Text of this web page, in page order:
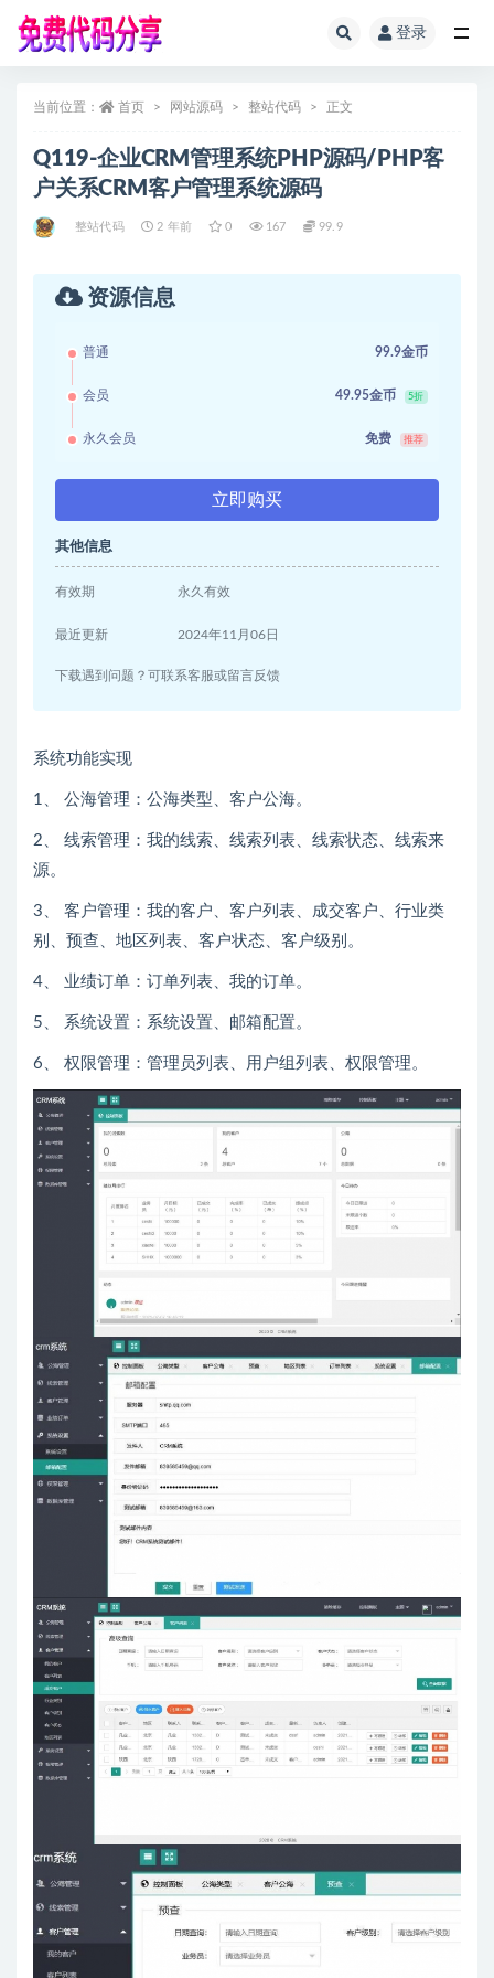
登录
当前位置： 首页 网站源码 整站代码 正文
Q119-企业CRM管理系统PHP源码/PHP客
户关系CRM客户管理系统源码
整站代码 2 年前 0 167 99.9
资源信息
普通 99.9金币
会员 49.95金币 5折
永久会员 免费 推荐
立即购买
其他信息
有效期 永久有效
最近更新 2024年11月06日
下载遇到问题？可联系客服或留言反馈
系统功能实现
1、 公海管理：公海类型、客户公海。
2、 线索管理：我的线索、线索列表、线索状态、线索来
源。
3、 客户管理：我的客户、客户列表、成交客户、行业类
别、预查、地区列表、客户状态、客户级别。
4、 业绩订单：订单列表、我的订单。
5、 系统设置：系统设置、邮箱配置。
6、 权限管理：管理员列表、用户组列表、权限管理。